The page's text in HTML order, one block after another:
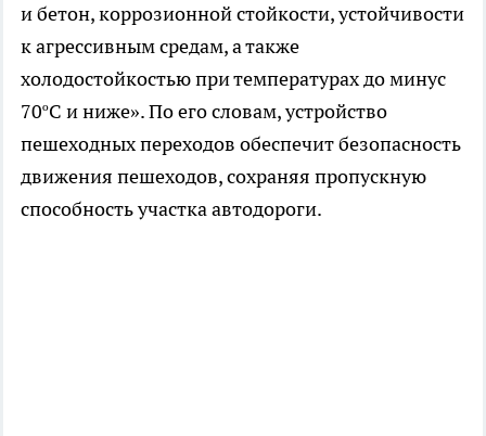
и бетон, коррозионной стойкости, устойчивости
к агрессивным средам, а также
холодостойкостью при температурах до минус
70ºС и ниже». По его словам, устройство
пешеходных переходов обеспечит безопасность
движения пешеходов, сохраняя пропускную
способность участка автодороги.